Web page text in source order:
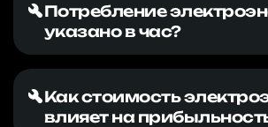
Потребление
указано в час?
Как стоимость
влияет на